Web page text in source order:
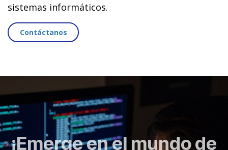
sistemas informáticos.
Contáctanos
¡Emerge en el mundo de